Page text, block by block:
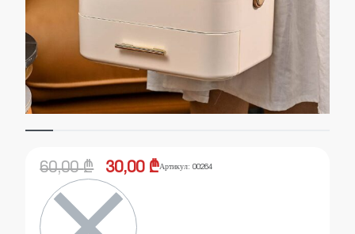
60,00₾ 30,00 ₾Артикул: 00264